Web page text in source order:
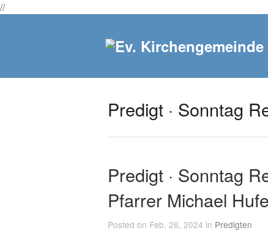
//
Predigt · Sonntag
Predigt · Sonntag
Pfarrer Michael
Posted on Feb. 26, 2024 in Predigten